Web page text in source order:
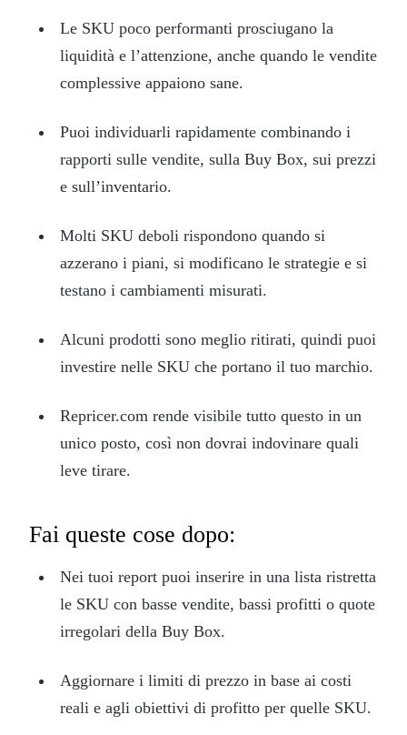
Le SKU poco performanti prosciugano la
liquidità e l’attenzione, anche quando le vendite
complessive appaiono sane.
Puoi individuarli rapidamente combinando i
rapporti sulle vendite, sulla Buy Box, sui prezzi
e sull’inventario.
Molti SKU deboli rispondono quando si
azzerano i piani, si modificano le strategie e si
testano i cambiamenti misurati.
Alcuni prodotti sono meglio ritirati, quindi puoi
investire nelle SKU che portano il tuo marchio.
Repricer.com rende visibile tutto questo in un
unico posto, così non dovrai indovinare quali
leve tirare.
Fai queste cose dopo:
Nei tuoi report puoi inserire in una lista ristretta
le SKU con basse vendite, bassi profitti o quote
irregolari della Buy Box.
Aggiornare i limiti di prezzo in base ai costi
reali e agli obiettivi di profitto per quelle SKU.